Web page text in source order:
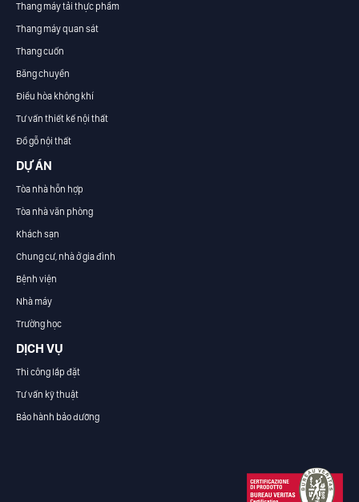
Thang máy tải thực phẩm
Thang máy quan sát
Thang cuốn
Băng chuyền
Điều hòa không khí
Tư vấn thiết kế nội thất
Đồ gỗ nội thất
DỰ ÁN
Tòa nhà hỗn hợp
Tòa nhà văn phòng
Khách sạn
Chung cư, nhà ở gia đình
Bệnh viện
Nhà máy
Trường học
DỊCH VỤ
Thi công lắp đặt
Tư vấn kỹ thuật
Bảo hành bảo dưỡng